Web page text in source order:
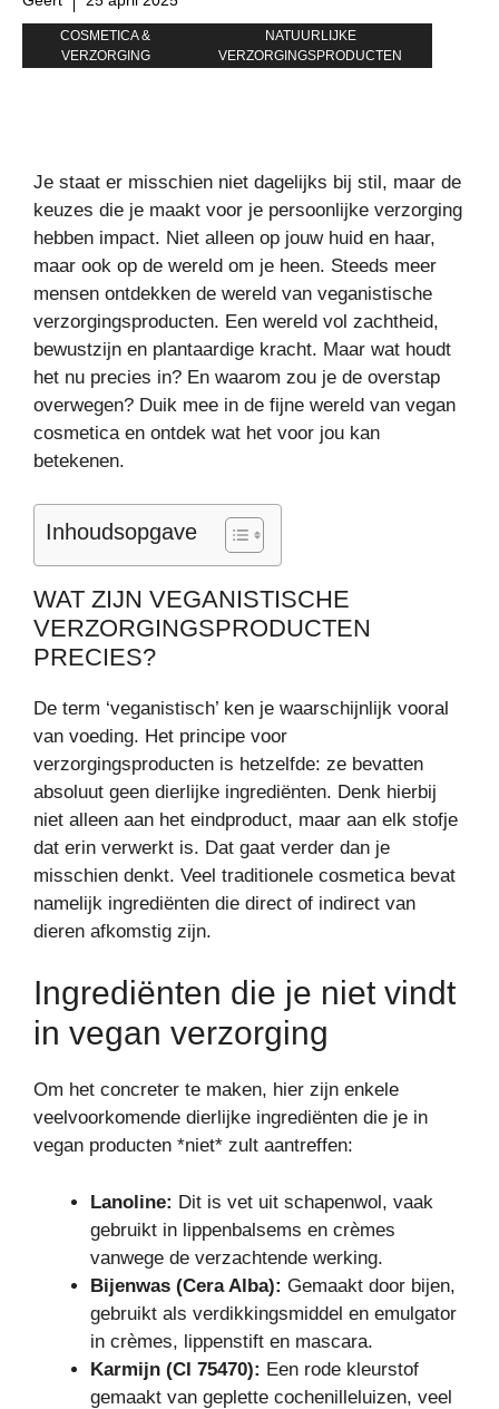
COSMETICA &
VERZORGING
NATUURLIJKE
VERZORGINGSPRODUCTEN
Je staat er misschien niet dagelijks bij stil, maar de
keuzes die je maakt voor je persoonlijke verzorging
hebben impact. Niet alleen op jouw huid en haar,
maar ook op de wereld om je heen. Steeds meer
mensen ontdekken de wereld van veganistische
verzorgingsproducten. Een wereld vol zachtheid,
bewustzijn en plantaardige kracht. Maar wat houdt
het nu precies in? En waarom zou je de overstap
overwegen? Duik mee in de fijne wereld van vegan
cosmetica en ontdek wat het voor jou kan
betekenen.
Inhoudsopgave
WAT ZIJN VEGANISTISCHE
VERZORGINGSPRODUCTEN
PRECIES?
De term ‘veganistisch’ ken je waarschijnlijk vooral
van voeding. Het principe voor
verzorgingsproducten is hetzelfde: ze bevatten
absoluut geen dierlijke ingrediënten. Denk hierbij
niet alleen aan het eindproduct, maar aan elk stofje
dat erin verwerkt is. Dat gaat verder dan je
misschien denkt. Veel traditionele cosmetica bevat
namelijk ingrediënten die direct of indirect van
dieren afkomstig zijn.
Ingrediënten die je niet vindt
in vegan verzorging
Om het concreter te maken, hier zijn enkele
veelvoorkomende dierlijke ingrediënten die je in
vegan producten *niet* zult aantreffen:
Lanoline: Dit is vet uit schapenwol, vaak
gebruikt in lippenbalsems en crèmes
vanwege de verzachtende werking.
Bijenwas (Cera Alba): Gemaakt door bijen,
gebruikt als verdikkingsmiddel en emulgator
in crèmes, lippenstift en mascara.
Karmijn (CI 75470): Een rode kleurstof
gemaakt van geplette cochenilleluizen, veel